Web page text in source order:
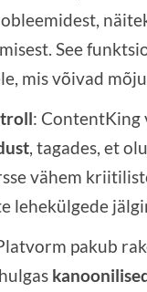
See
mis võivad
: ContentKing
, tagades, et
vähem
lehekülgede
pakub